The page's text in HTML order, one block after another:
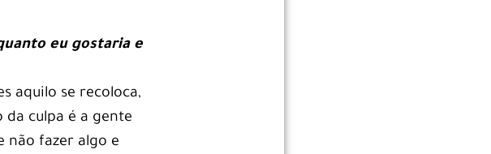
eu gostaria e
aquilo se recoloca,
da culpa é a gente
não fazer algo e